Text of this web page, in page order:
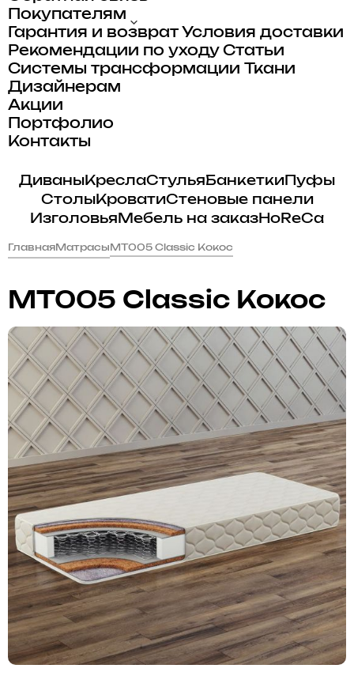
Покупателям
Гарантия и возврат Условия доставки
Рекомендации по уходу Статьи
Системы трансформации
Ткани
Дизайнерам
Акции
Портфолио
Контакты
ДиваныКреслаСтульяБанкеткиПуфы
СтолыКроватиСтеновые панели
Изголовья Мебель на заказHoReCa
ГлавнаяМатрасы MT005 Classic Кокос
MT005 Classic Кокос